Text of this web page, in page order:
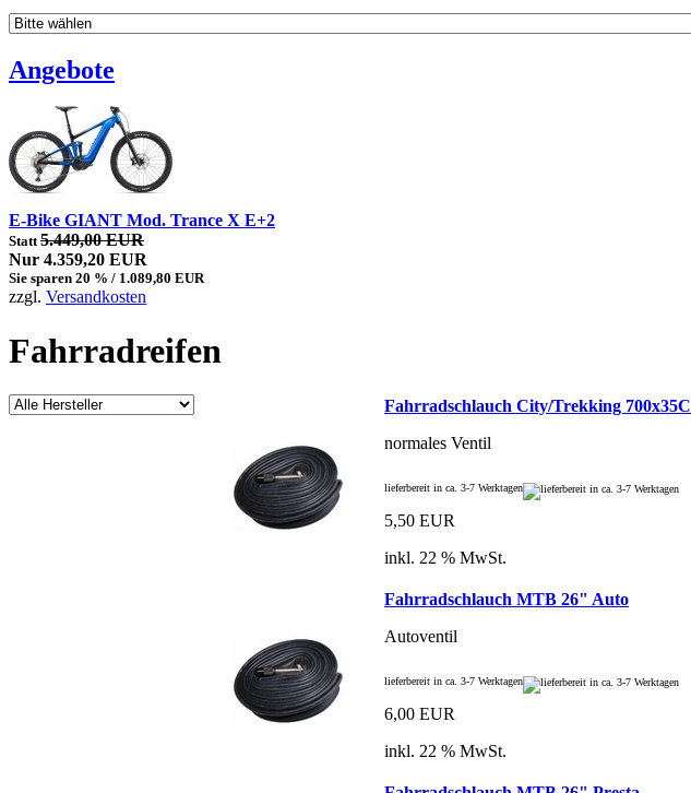
Angebote
E-Bike GIANT Mod. Trance X E+2
Statt5.449,00 EUR
Nur 4.359,20 EUR
Sie sparen 20 % / 1.089,80 EUR
zzgl. Versandkosten
Fahrradreifen
Fahrradschlauch City/Trekking 700x35C
normales Ventil
lieferbereit in ca. 3-7 Werktagen
5,50 EUR
inkl. 22 % MwSt.
Fahrradschlauch MTB 26" Auto
Autoventil
lieferbereit in ca. 3-7 Werktagen
6,00 EUR
inkl. 22 % MwSt.